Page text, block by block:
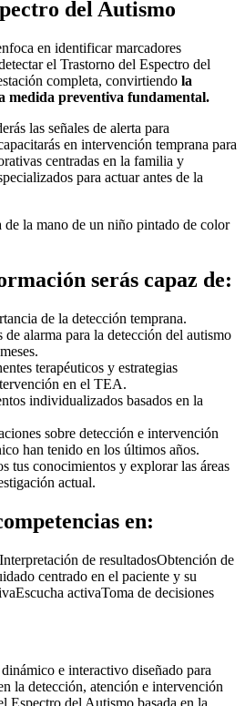
del Autismo
en identificar marcadores
el Trastorno del Espectro del
completa, convirtiendo la
medida preventiva fundamental.
las señales de alerta para
en intervención temprana para
centradas en la familia y
para actuar antes de la
serás capaz de:
de la detección temprana.
de alarma para la detección del autismo
terapéuticos y estrategias
en el TEA.
individualizados basados en la
sobre detección e intervención
han tenido en los últimos años.
tus conocimientos y explorar las áreas
actual.
en:
Interpretación de resultadosObtención de
centrado en el paciente y su
Escucha activaToma de decisiones
e interactivo diseñado para
la detección, atención e intervención
Espectro del Autismo basada en la